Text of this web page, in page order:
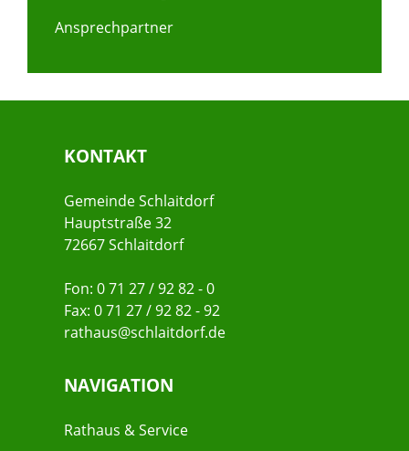
Ansprechpartner
KONTAKT
Gemeinde Schlaitdorf
Hauptstraße 32
72667 Schlaitdorf
Fon: 0 71 27 / 92 82 - 0
Fax: 0 71 27 / 92 82 - 92
rathaus@schlaitdorf.de
NAVIGATION
Rathaus & Service